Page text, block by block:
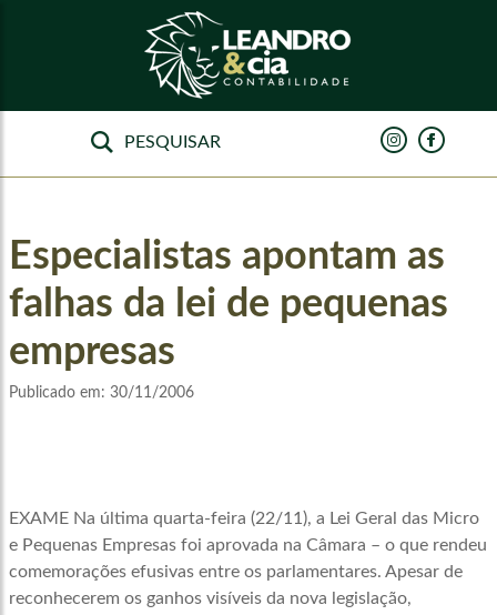
Especialistas apontam as
falhas da lei de pequenas
empresas
Publicado em: 30/11/2006
EXAME Na última quarta-feira (22/11), a Lei Geral das Micro
e Pequenas Empresas foi aprovada na Câmara – o que rendeu
comemorações efusivas entre os parlamentares. Apesar de
reconhecerem os ganhos visíveis da nova legislação,